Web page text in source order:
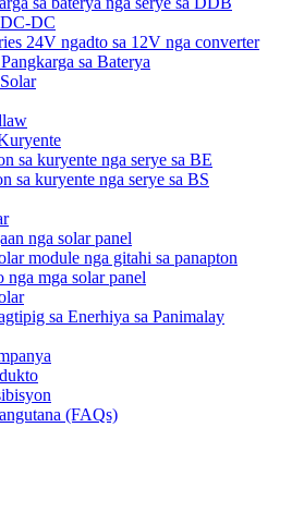
DC
24V ngadto sa 12V nga converter
sa Baterya
sa kuryente nga serye sa BE
sa kuryente nga serye sa BS
nga solar panel
module nga gitahi sa panapton
nga mga solar panel
sa Enerhiya sa Panimalay
(FAQs)